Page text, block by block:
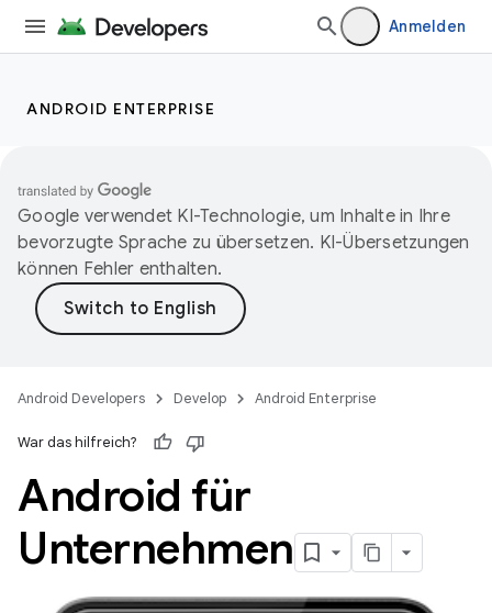
Anmelden
ANDROID ENTERPRISE
Google verwendet KI-Technologie, um Inhalte in Ihre
bevorzugte Sprache zu übersetzen. KI-Übersetzungen
können Fehler enthalten.
Android Developers Develop Android Enterprise
War das hilfreich?
Android für
Unternehmen